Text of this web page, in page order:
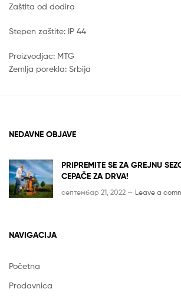
Zaštita od dodira
Stepen zaštite: IP 44
Proizvodjac: MTG
Zemlja porekla: Srbija
NEDAVNE OBJAVE
PRIPREMITE SE ZA GREJNU
CEPAČE ZA DRVA!
септембар 21, 2022 — Leave a
NAVIGACIJA
Početna
Prodavnica